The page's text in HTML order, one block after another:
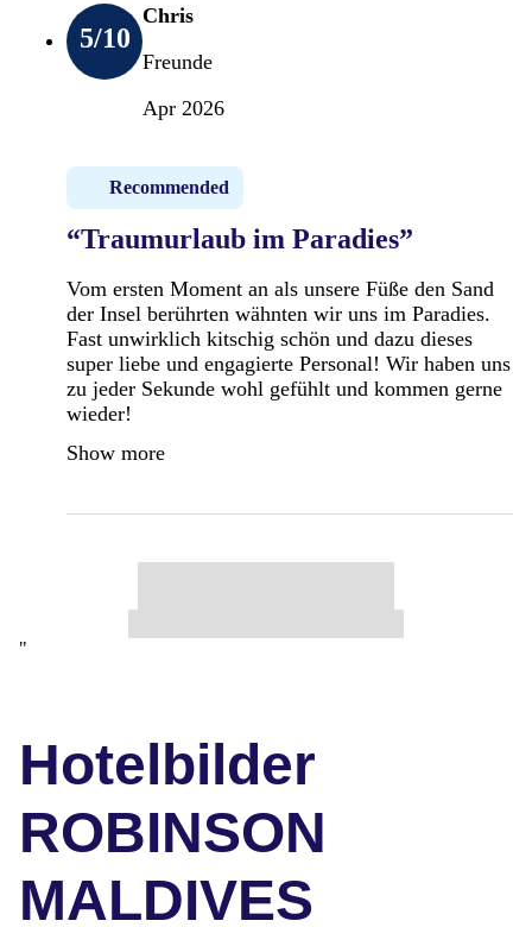
5/10
Chris
Freunde
Apr 2026
Recommended
“Traumurlaub im Paradies”
Vom ersten Moment an als unsere Füße den Sand
der Insel berührten wähnten wir uns im Paradies.
Fast unwirklich kitschig schön und dazu dieses
super liebe und engagierte Personal! Wir haben uns
zu jeder Sekunde wohl gefühlt und kommen gerne
wieder!
Show more
"
Hotelbilder
ROBINSON
MALDIVES